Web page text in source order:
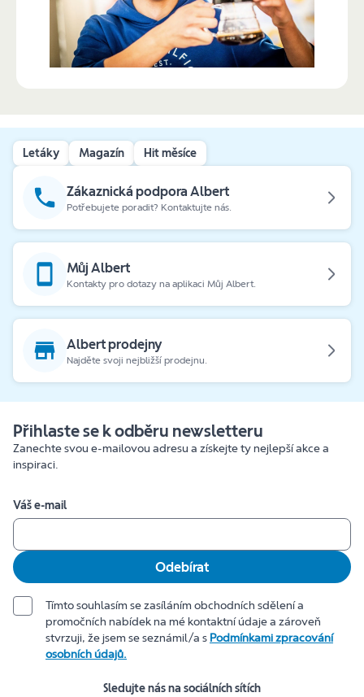
Letáky Magazín Hit měsíce
Zákaznická podpora Albert
Potřebujete poradit? Kontaktujte nás.
Můj Albert
Kontakty pro dotazy na aplikaci Můj Albert.
Albert prodejny
Najděte svoji nejbližší prodejnu.
Přihlaste se k odběru newsletteru
Zanechte svou e-mailovou adresu a získejte ty nejlepší akce a
inspiraci.
Váš e-mail
Odebírat
Tímto souhlasím se zasíláním obchodních sdělení a
promočních nabídek na mé kontaktní údaje a zároveň
stvrzuji, že jsem se seznámil/a s Podmínkami zpracování
osobních údajů.
Sledujte nás na sociálních sítích